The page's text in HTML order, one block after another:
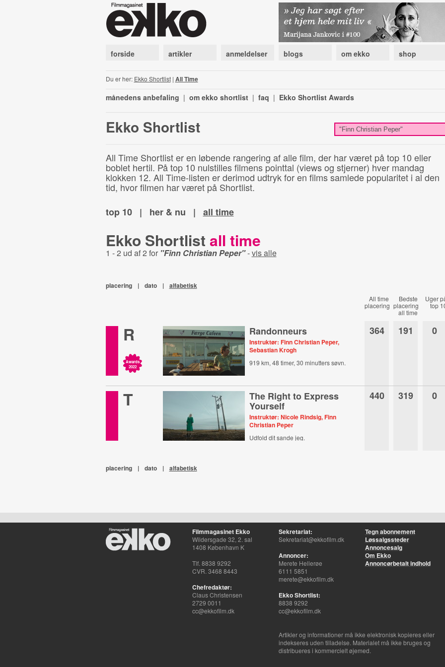
forside artikler anmeldelser blogs om ekko shop
Du er her: Ekko Shortlist| All Time
månedens anbefaling | om ekko shortlist | faq | Ekko Shortlist Awards
Ekko Shortlist
All Time Shortlist er en løbende rangering af alle film, der har været på top 10 eller
boblet hertil. På top 10 nulstilles filmens pointtal (views og stjerner) hver mandag
klokken 12. All Time-listen er derimod udtryk for en films samlede popularitet i al den
tid, hvor filmen har været på Shortlist.
top 10
| her & nu | all time
Ekko Shortlist all time
1 - 2 ud af 2 for "Finn Christian Peper"-vis alle
placering | dato | alfabetisk
All time
placering
Bedste
placering
all time
Uger
top
R
Awards
2022
Randonneurs
Instruktør: Finn Christian Peper,
Sebastian Krogh
919 km, 48 timer, 30 minutters søvn.
364 191 0
T The Right to Express
Yourself
Instruktør: Nicole Rindsig, Finn
Christian Peper
Udfold dit sande jeg.
440 319 0
placering | dato | alfabetisk
Filmmagasinet Ekko
Wildersgade 32, 2. sal
1408 København K
Tlf. 8838 9292
CVR. 3468 8443
Chefredaktør:
Claus Christensen
2729 0011
cc@ekkofilm.dk
Sekretariat:
Sekretariat@ekkofilm.dk
Annoncer:
Merete Hellerøe
6111 5851
merete@ekkofilm.dk
Ekko Shortlist:
8838 9292
cc@ekkofilm.dk
Tegn abonnement
Løssalgssteder
Annoncesalg
Om Ekko
Annoncørbetalt indhold
Artikler og informationer må ikke elektronisk kopieres eller
indekseres uden tilladelse. Materialet må ikke bruges og
distribueres i kommercielt øjemed.